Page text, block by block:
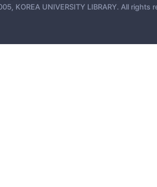
KOREA UNIVERSITY LIBRARY. All rights